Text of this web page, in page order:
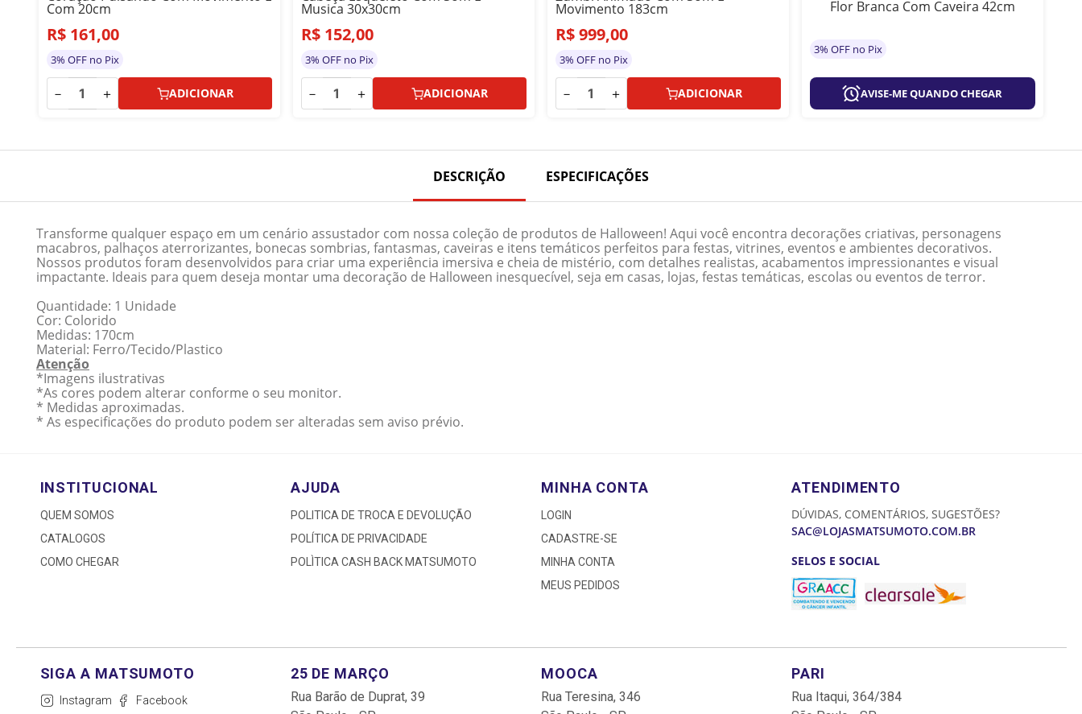
Com 20cm
R$ 161,00
3% OFF no Pix
－ ＋ ADICIONAR
Musica 30x30cm
R$ 152,00
3% OFF no Pix
－ ＋ ADICIONAR
Movimento 183cm
R$999,00
3% OFF no Pix
－ ＋ ADICIONAR
Flor Branca Com Caveira 42cm
3% OFF no Pix
AVISE-ME QUANDO CHEGAR
DESCRIÇÃO ESPECIFICAÇÕES
Transforme qualquer espaço em um cenário assustador com nossa coleção de produtos de Halloween! Aqui você encontra decorações criativas, personagens
macabros, palhaços aterrorizantes, bonecas sombrias, fantasmas, caveiras e itens temáticos perfeitos para festas, vitrines, eventos e ambientes decorativos.
Nossos produtos foram desenvolvidos para criar uma experiência imersiva e cheia de mistério, com detalhes realistas, acabamentos impressionantes e visual
impactante. Ideais para quem deseja montar uma decoração de Halloween inesquecível, seja em casas, lojas, festas temáticas, escolas ou eventos de terror.
Quantidade: 1 Unidade
Cor: Colorido
Medidas: 170cm
Material: Ferro/Tecido/Plastico
Atenção
*Imagens ilustrativas
*As cores podem alterar conforme o seu monitor.
* Medidas aproximadas.
* As especificações do produto podem ser alteradas sem aviso prévio.
INSTITUCIONAL
QUEM SOMOS
CATALOGOS
COMO CHEGAR
AJUDA
POLITICA DE TROCA E DEVOLUÇÃO
POLÍTICA DE PRIVACIDADE
POLÌTICA CASH BACK MATSUMOTO
MINHA CONTA
LOGIN
CADASTRE-SE
MINHA CONTA
MEUS PEDIDOS
ATENDIMENTO
DÚVIDAS, COMENTÁRIOS, SUGESTÕES?
SAC@LOJASMATSUMOTO.COM.BR
SELOS E SOCIAL
Instagram Facebook
25 DE MARÇO
Rua Barão de Duprat, 39
MOOCA
Rua Teresina, 346
PARI
Rua Itaqui, 364/384